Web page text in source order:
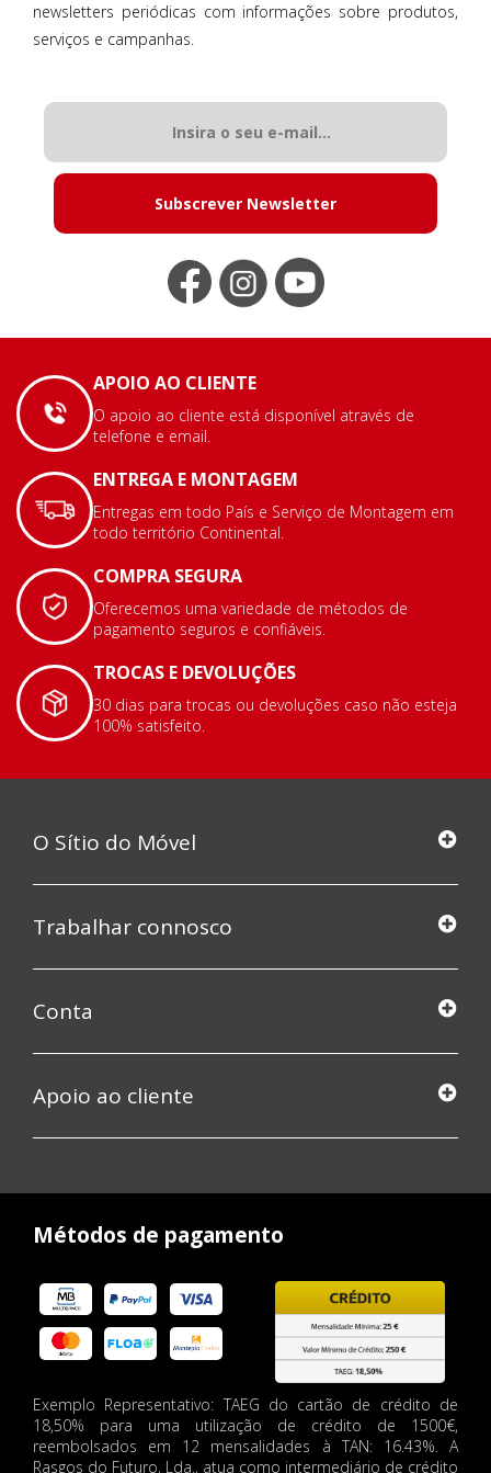
newsletters periódicas com informações sobre produtos,
serviços e campanhas.
Subscrever Newsletter
APOIO AO CLIENTE
O apoio ao cliente está disponível através de
telefone e email.
ENTREGA E MONTAGEM
Entregas em todo País e Serviço de Montagem em
todo território Continental.
COMPRA SEGURA
Oferecemos uma variedade de métodos de
pagamento seguros e confiáveis.
TROCAS E DEVOLUÇÕES
30 dias para trocas ou devoluções caso não esteja
100% satisfeito.
O Sítio do Móvel
Trabalhar connosco
Conta
Apoio ao cliente
Métodos de pagamento
Exemplo Representativo: TAEG do cartão de crédito de
18,50% para uma utilização de crédito de 1500€,
reembolsados em 12 mensalidades à TAN: 16.43%. A
Rasgos do Futuro, Lda., atua como intermediário de crédito